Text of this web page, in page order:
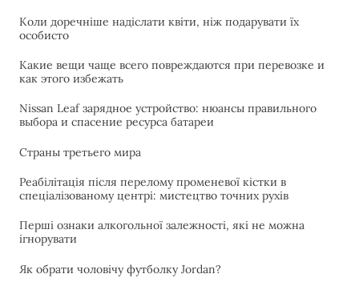
Коли доречніше надіслати квіти, ніж подарувати їх
особисто
Какие вещи чаще всего повреждаются при перевозке и
как этого избежать
Nissan Leaf зарядное устройство: нюансы правильного
выбора и спасение ресурса батареи
Страны третьего мира
Реабілітація після перелому променевої кістки в
спеціалізованому центрі: мистецтво точних рухів
Перші ознаки алкогольної залежності, які не можна
ігнорувати
Як обрати чоловічу футболку Jordan?